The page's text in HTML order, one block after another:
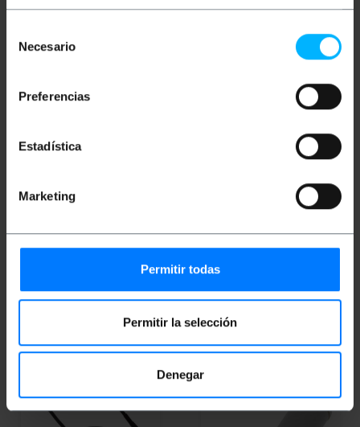
Necesario
Preferencias
Estadística
Marketing
Permitir todas
Permitir la selección
Denegar
BEMATIK
1,00€ 0,88€
Quantité
PVP
187,46€VAT inc.
Quantité